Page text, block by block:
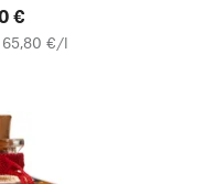
€
65,80 €/l